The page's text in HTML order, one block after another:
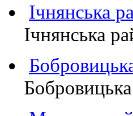
Ічнянська
Ічнянська